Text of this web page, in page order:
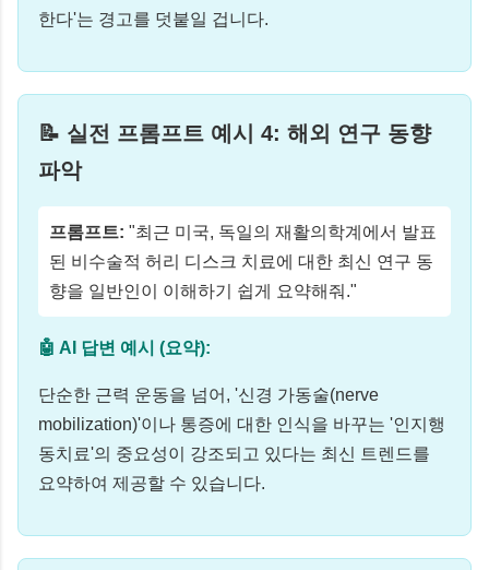
한다'는 경고를 덧붙일 겁니다.
📝 실전 프롬프트 예시 4: 해외 연구 동향
파악
프롬프트: "최근 미국, 독일의 재활의학계에서 발표
된 비수술적 허리 디스크 치료에 대한 최신 연구 동
향을 일반인이 이해하기 쉽게 요약해줘."
🤖 AI 답변 예시 (요약):
단순한 근력 운동을 넘어, '신경 가동술(nerve
mobilization)'이나 통증에 대한 인식을 바꾸는 '인지행
동치료'의 중요성이 강조되고 있다는 최신 트렌드를
요약하여 제공할 수 있습니다.